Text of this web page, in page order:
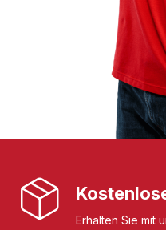
Erhalten Sie mit